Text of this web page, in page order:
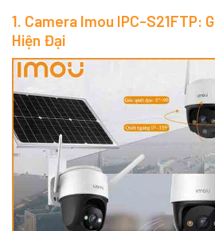
1. Camera Imou IPC-S21FTP:
Hiện Đại